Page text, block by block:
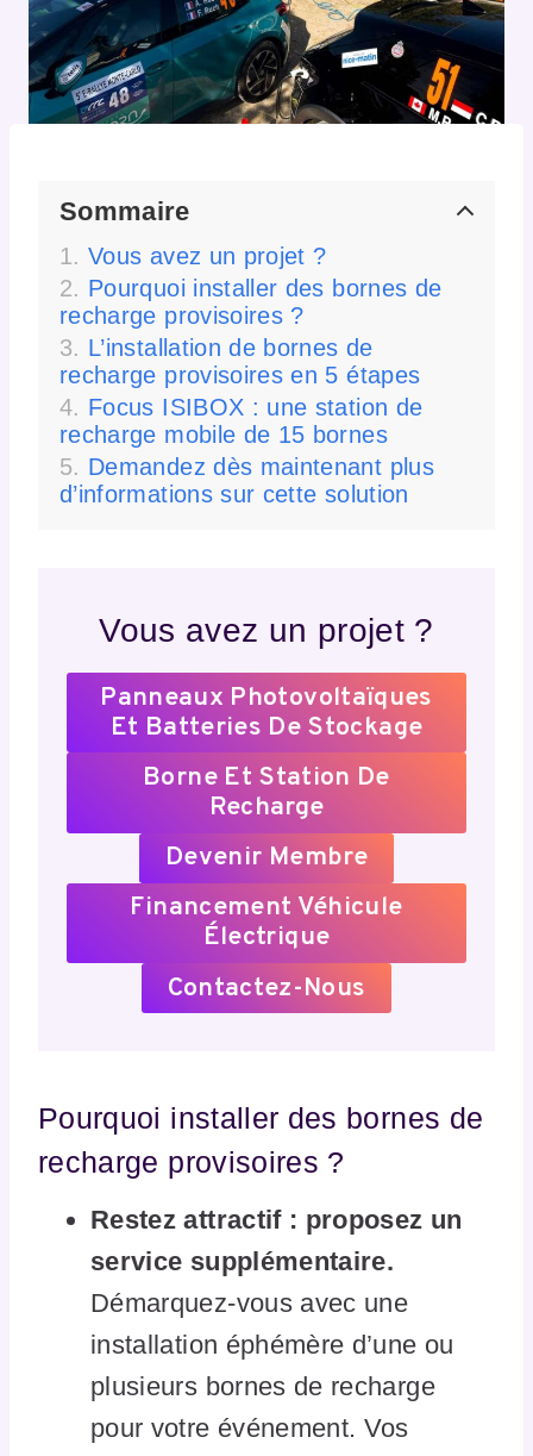
Sommaire
Vous avez un projet ?
Pourquoi installer des bornes de
recharge provisoires ?
L’installation de bornes de
recharge provisoires en 5 étapes
Focus ISIBOX : une station de
recharge mobile de 15 bornes
Demandez dès maintenant plus
d’informations sur cette solution
Vous avez un projet ?
Panneaux Photovoltaïques
Et Batteries De Stockage
Borne Et Station De
Recharge
Devenir Membre
Financement Véhicule
Électrique
Contactez-Nous
Pourquoi installer des bornes de
recharge provisoires ?
Restez attractif : proposez un
service supplémentaire.
Démarquez-vous avec une
installation éphémère d’une ou
plusieurs bornes de recharge
pour votre événement. Vos